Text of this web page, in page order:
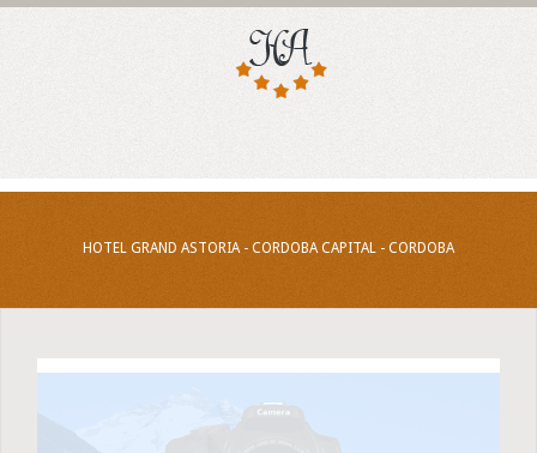
HOTEL GRAND ASTORIA - CORDOBA CAPITAL - CORDOBA